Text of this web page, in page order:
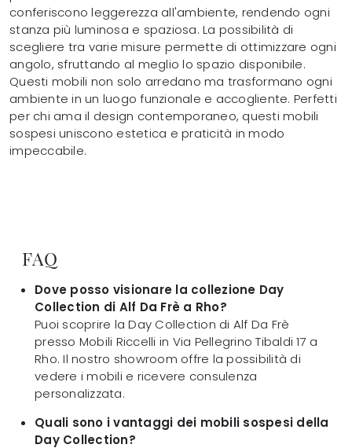
conferiscono leggerezza all'ambiente, rendendo ogni
stanza più luminosa e spaziosa. La possibilità di
scegliere tra varie misure permette di ottimizzare ogni
angolo, sfruttando al meglio lo spazio disponibile.
Questi mobili non solo arredano ma trasformano ogni
ambiente in un luogo funzionale e accogliente. Perfetti
per chi ama il design contemporaneo, questi mobili
sospesi uniscono estetica e praticità in modo
impeccabile.
FAQ
Dove posso visionare la collezione Day
Collection di Alf Da Frè a Rho?
Puoi scoprire la Day Collection di Alf Da Frè
presso Mobili Riccelli in Via Pellegrino Tibaldi 17 a
Rho. Il nostro showroom offre la possibilità di
vedere i mobili e ricevere consulenza
personalizzata.
Quali sono i vantaggi dei mobili sospesi della
Day Collection?